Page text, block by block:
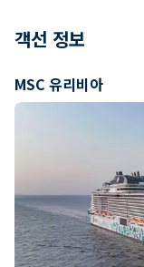
객선 정보
MSC 유리비아